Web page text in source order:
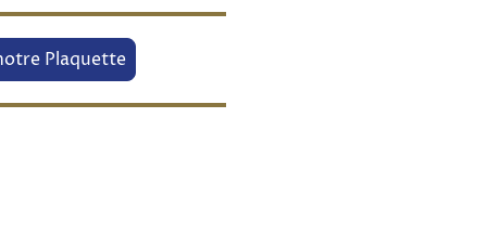
Plaquette